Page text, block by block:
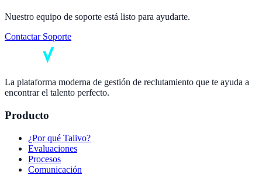
Nuestro equipo de soporte está listo para ayudarte.
Contactar Soporte
La plataforma moderna de gestión de reclutamiento que te ayuda a
encontrar el talento perfecto.
Producto
¿Por qué Talivo?
Evaluaciones
Procesos
Comunicación